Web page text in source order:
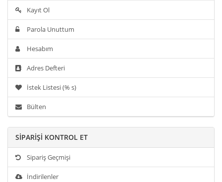
Kayıt Ol
Parola Unuttum
Hesabım
Adres Defteri
İstek Listesi (% s)
Bülten
SIPARIŞI KONTROL ET
Sipariş Geçmişi
İndirilenler